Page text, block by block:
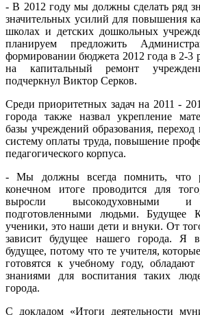
- В 2012 году мы должны сделать ряд
значительных усилий для повышения
школах и детских дошкольных
планируем предложить
формировании бюджета 2012 года в 2-3
на капитальный ремонт
подчеркнул Виктор Серков.
Среди приоритетных задач на 2011 -
города также назвал укрепление
базы учреждений образования,
систему оплаты труда, повышение
педагогического корпуса.
- Мы должны всегда помнить, что
конечном итоге проводится для
выросли высокодуховными и
подготовленными людьми. Будущее
ученики, это наши дети и внуки. От
зависит будущее нашего города. Я
будущее, потому что те учителя,
готовятся к учебному году,
знаниями для воспитания таких
города.
С докладом «Итоги деятельности